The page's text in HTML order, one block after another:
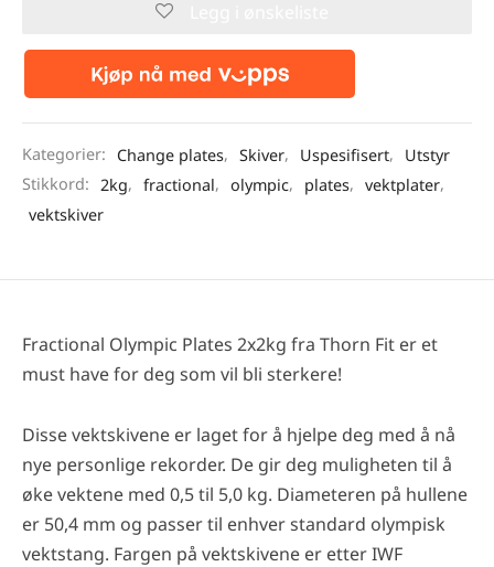
Kategorier: Change plates, Skiver, Uspesifisert,
Utstyr
Stikkord:
2kg, fractional, olympic, plates, vektplater,
vektskiver
Fractional Olympic Plates 2x2kg fra Thorn Fit er et
must have for deg som vil bli sterkere!
Disse vektskivene er laget for å hjelpe deg med å nå
nye personlige rekorder. De gir deg muligheten til å
øke vektene med 0,5 til 5,0 kg. Diameteren på hullene
er 50,4 mm og passer til enhver standard olympisk
vektstang. Fargen på vektskivene er etter IWF